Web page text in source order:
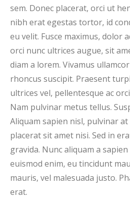
sem. Donec placerat, orci ut
nibh erat egestas tortor, id
eu velit. Fusce maximus, dolor
orci nunc ultrices augue, sit
diam a lorem. Vivamus
rhoncus suscipit. Praesent
ultrices vel, pellentesque ac
Nam pulvinar metus tellus.
Aliquam sapien nisl, pulvinar
placerat sit amet nisi. Sed in
gravida. Nunc aliquam a
euismod enim, eu tincidunt
mauris, vel malesuada justo.
erat.